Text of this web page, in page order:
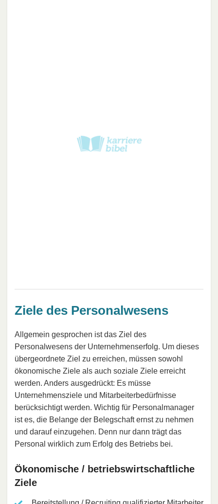
Ziele des Personalwesens
Allgemein gesprochen ist das Ziel des
Personalwesens der Unternehmenserfolg. Um dieses
übergeordnete Ziel zu erreichen, müssen sowohl
ökonomische Ziele als auch soziale Ziele erreicht
werden. Anders ausgedrückt: Es müsse
Unternehmensziele und Mitarbeiterbedürfnisse
berücksichtigt werden. Wichtig für Personalmanager
ist es, die Belange der Belegschaft ernst zu nehmen
und darauf einzugehen. Denn nur dann trägt das
Personal wirklich zum Erfolg des Betriebs bei.
Ökonomische / betriebswirtschaftliche
Ziele